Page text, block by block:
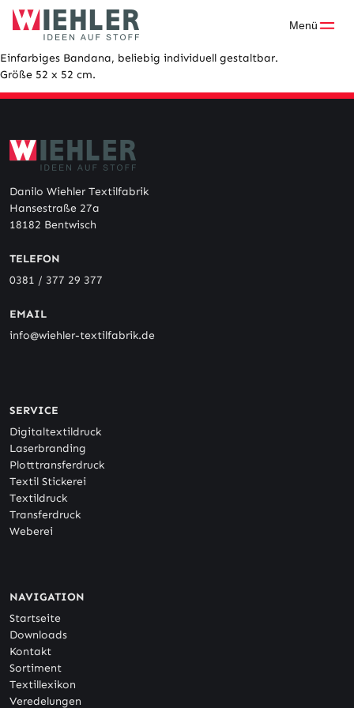
Skip
Menü
Einfarbiges Bandana, beliebig individuell gestaltbar.
Größe 52 x 52 cm.
Danilo Wiehler Textilfabrik
Hansestraße 27a
18182 Bentwisch
TELEFON
0381 / 377 29 377
EMAIL
info@wiehler-textilfabrik.de
SERVICE
Digitaltextildruck
Laserbranding
Plotttransferdruck
Textil Stickerei
Textildruck
Transferdruck
Weberei
NAVIGATION
Startseite
Downloads
Kontakt
Sortiment
Textillexikon
Veredelungen